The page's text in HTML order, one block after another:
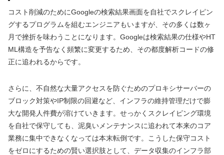
コスト削減のためにGoogleの検索結果画面を自社でスクレイピン
グするプログラムを組むエンジニアもいますが、その多くは数ヶ
月で挫折を味わうことになります。Googleは検索結果の仕様やHT
ML構造を予告なく頻繁に変更するため、その都度解析コードの修
正に追われるからです。
さらに、不自然な大量アクセスを防ぐためのプロキシサーバーの
ブロック対策やIP制限の回避など、インフラの維持管理だけで膨
大な開発人件費が溶けていきます。せっかくスクレイピング環境
を自社で保守しても、泥臭いメンテナンスに追われて本来のコア
業務に集中できなくなっては本末転倒です。こうした保守コスト
をゼロにするための賢い選択肢として、データ収集のインフラ部